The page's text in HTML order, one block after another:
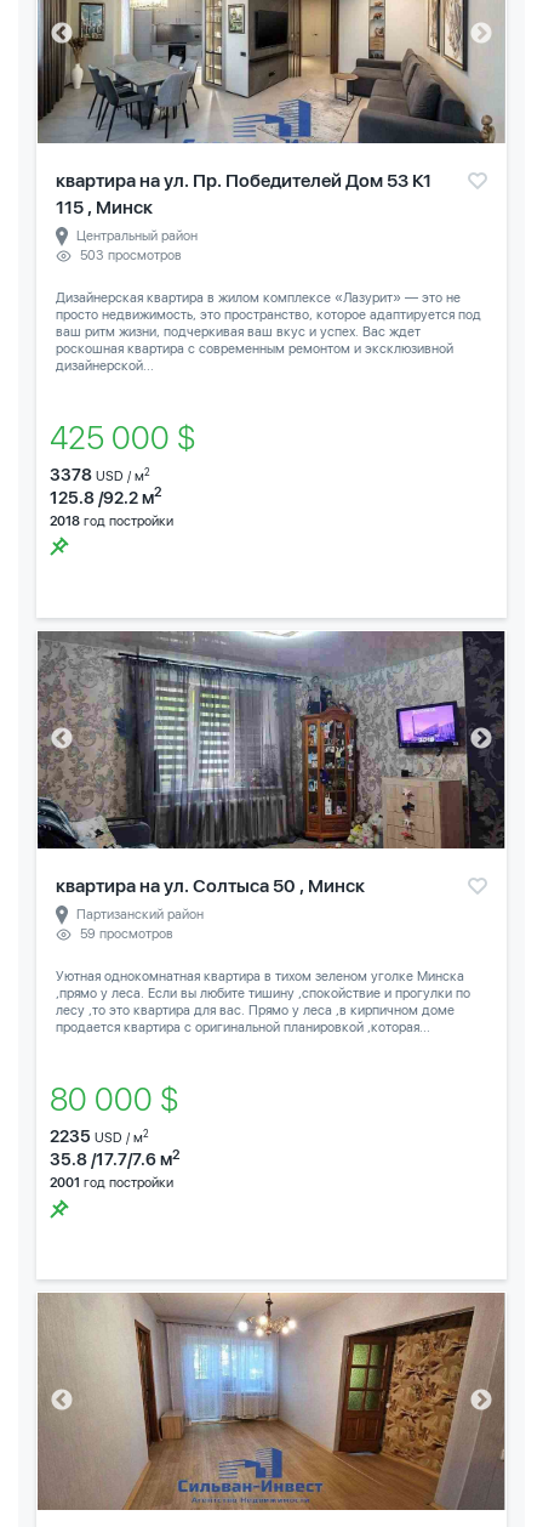
квартира на ул. Пр. Победителей Дом 53 К1
115 , Минск
Центральный район
503 просмотров
Дизайнерская квартира в жилом комплексе «Лазурит» — это не
просто недвижимость, это пространство, которое адаптируется под
ваш ритм жизни, подчеркивая ваш вкус и успех. Вас ждет
роскошная квартира с современным ремонтом и эксклюзивной
дизайнерской...
425 000 $
3378 USD / м2
125.8 /92.2 м2
2018 год постройки
квартира на ул. Солтыса 50 , Минск
Партизанский район
59 просмотров
Уютная однокомнатная квартира в тихом зеленом уголке Минска
,прямо у леса. Если вы любите тишину ,спокойствие и прогулки по
лесу ,то это квартира для вас. Прямо у леса ,в кирпичном доме
продается квартира с оригинальной планировкой ,которая...
80 000 $
2235 USD / м2
35.8 /17.7/7.6 м2
2001 год постройки